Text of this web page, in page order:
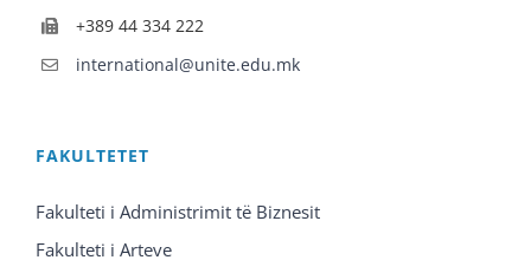
+389 44 334 222
international@unite.edu.mk
FAKULTETET
Fakulteti i Administrimit të Biznesit
Fakulteti i Arteve